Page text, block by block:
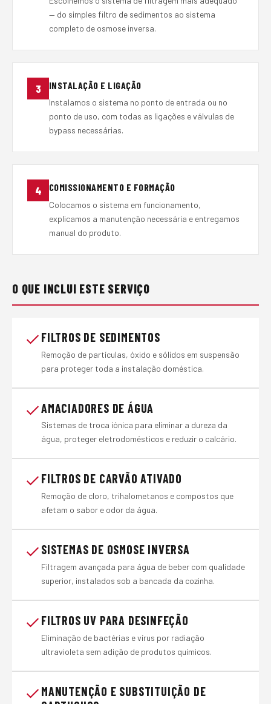
— do simples filtro de sedimentos ao sistema
completo de osmose inversa.
3 INSTALAÇÃO E LIGAÇÃO
Instalamos o sistema no ponto de entrada ou no
ponto de uso, com todas as ligações e válvulas de
bypass necessárias.
4 COMISSIONAMENTO E FORMAÇÃO
Colocamos o sistema em funcionamento,
explicamos a manutenção necessária e entregamos
manual do produto.
O QUE INCLUI ESTE SERVIÇO
FILTROS DE SEDIMENTOS
Remoção de partículas, óxido e sólidos em suspensão
para proteger toda a instalação doméstica.
AMACIADORES DE ÁGUA
Sistemas de troca iónica para eliminar a dureza da
água, proteger eletrodomésticos e reduzir o calcário.
FILTROS DE CARVÃO ATIVADO
Remoção de cloro, trihalometanos e compostos que
afetam o sabor e odor da água.
SISTEMAS DE OSMOSE INVERSA
Filtragem avançada para água de beber com qualidade
superior, instalados sob a bancada da cozinha.
FILTROS UV PARA DESINFEÇÃO
Eliminação de bactérias e vírus por radiação
ultravioleta sem adição de produtos químicos.
MANUTENÇÃO E SUBSTITUIÇÃO DE